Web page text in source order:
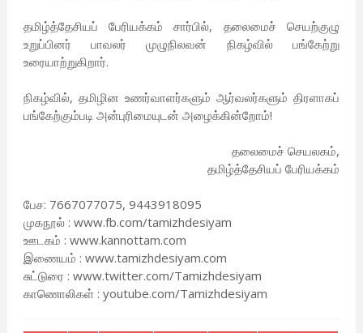
தமிழ்த்தேசியப் பேரியக்கம் சார்பில், தலைமைச் செயற்குழு
உறுப்பினர் பாவலர் முழுநிலவன் நிகழ்வில் பங்கேற்று
உரையாற்றுகிறார்.
நிகழ்வில், தமிழின உணர்வாளர்களும் ஆர்வலர்களும் திரளாகப்
பங்கேற்கும்படி அன்புரிமையுடன் அழைக்கின்றோம்!
தலைமைச் செயலகம்,
தமிழ்த்தேசியப் பேரியக்கம்
பேச: 7667077075, 9443918095
முகநூல் : www.fb.com/tamizhdesiyam
ஊடகம் : www.kannottam.com
இணையம் : www.tamizhdesiyam.com
சுட்டுரை : www.twitter.com/Tamizhdesiyam
காணொலிகள் : youtube.com/Tamizhdesiyam